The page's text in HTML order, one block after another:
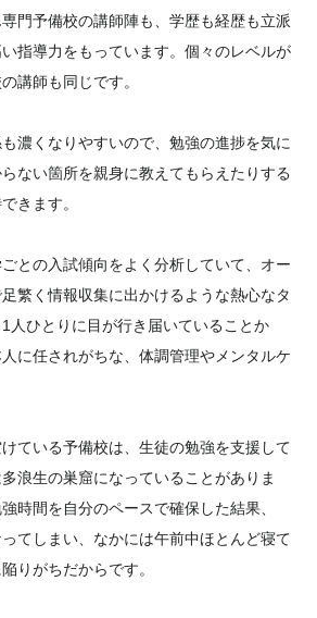
門予備校の講師陣も、学歴も経歴も立派
指導力をもっています。個々のレベルが
講師も同じです。
濃くなりやすいので、勉強の進捗を気に
ない箇所を親身に教えてもらえたりする
きます。
との入試傾向をよく分析していて、オー
繁く情報収集に出かけるような熱心なタ
人ひとりに目が行き届いていることか
に任されがちな、体調管理やメンタルケ
ている予備校は、生徒の勉強を支援して
浪生の巣窟になっていることがありま
時間を自分のペースで確保した結果、
てしまい、なかには午前中ほとんど寝て
りがちだからです。